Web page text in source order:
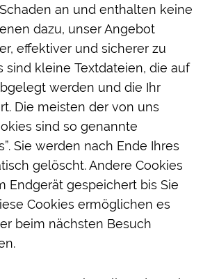
an und enthalten keine
dazu, unser Angebot
effektiver und sicherer zu
sind kleine Textdateien, die auf
werden und die Ihr
Die meisten der von uns
sind so genannte
Sie werden nach Ende Ihres
gelöscht. Andere Cookies
Endgerät gespeichert bis Sie
Cookies ermöglichen es
beim nächsten Besuch